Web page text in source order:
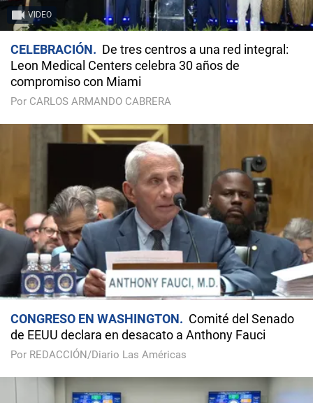
VIDEO
CELEBRACIÓN
De tres centros a una red integral:
Leon Medical Centers celebra 30 años de
compromiso con Miami
Por CARLOS ARMANDO CABRERA
CONGRESO EN WASHINGTON
Comité del Senado
de EEUU declara en desacato a Anthony Fauci
Por REDACCIÓN/Diario Las Américas